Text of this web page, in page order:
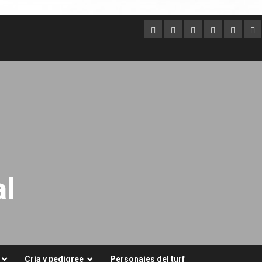
Argentina
AustraliaBrasilChileDubai
Cría y pedigree Personajes del turf